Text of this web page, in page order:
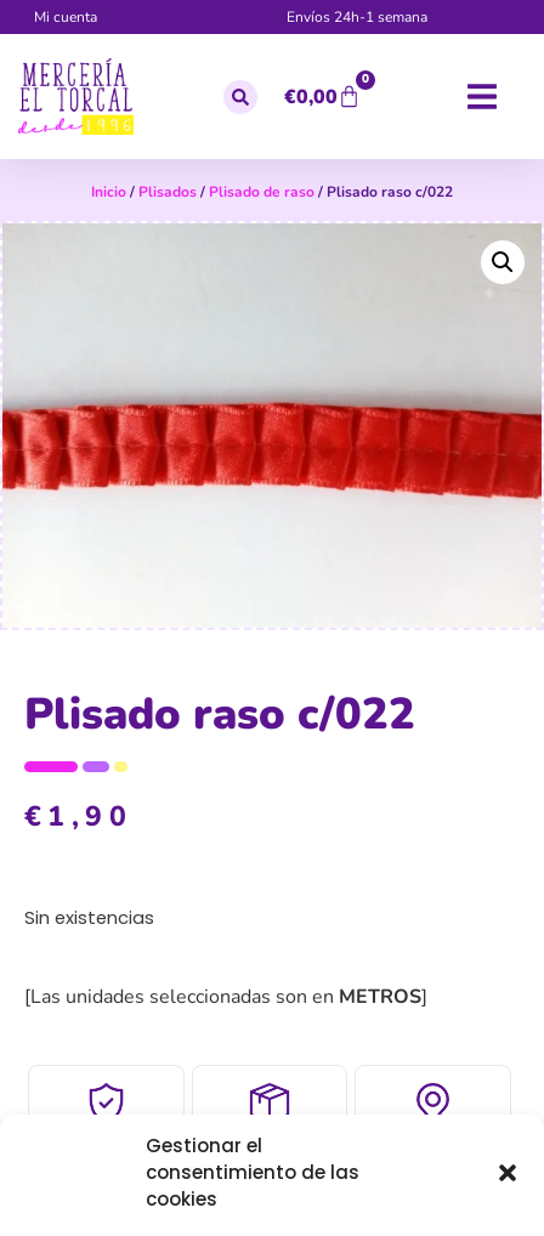
Gestionar el
consentimiento de las
cookies
Mi cuenta Envíos 24h-1 semana
€0,00
0
Inicio/ Plisados/ Plisado de raso/ Plisado raso c/022
Plisado raso c/022
€ 1,90
Sin existencias
[Las unidades seleccionadas son en METROS]
ENVÍO 24-48H